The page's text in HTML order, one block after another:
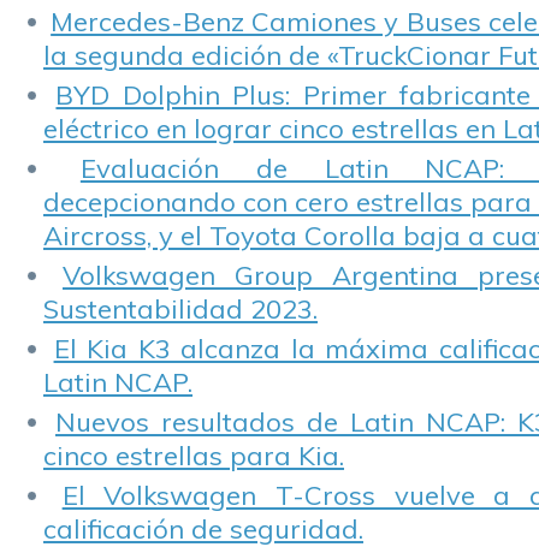
Mercedes-Benz Camiones y Buses
la segunda edición de «TruckCionar
BYD Dolphin Plus: Primer
eléctrico en lograr cinco estrellas en
Evaluación de Latin NCAP:
decepcionando con cero estrellas para
Aircross, y el Toyota Corolla baja a
Volkswagen Group Argentina
Sustentabilidad 2023.
El Kia K3 alcanza la máxima
Latin NCAP.
Nuevos resultados de Latin NCAP:
cinco estrellas para Kia.
El Volkswagen T-Cross vuelve a
calificación de seguridad.